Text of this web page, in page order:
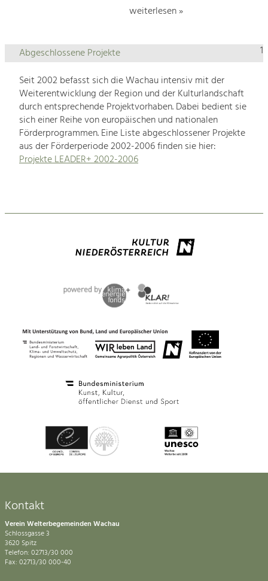
weiterlesen »
1
Abgeschlossene Projekte
Seit 2002 befasst sich die Wachau intensiv mit der
Weiterentwicklung der Region und der Kulturlandschaft
durch entsprechende Projektvorhaben. Dabei bedient sie
sich einer Reihe von europäischen und nationalen
Förderprogrammen. Eine Liste abgeschlossener Projekte
aus der Förderperiode 2002-2006 finden sie hier:
Projekte LEADER+ 2002-2006
Kontakt
Verein Welterbegemeinden Wachau
Schlossgasse 3
3620 Spitz
Telefon: 02713/30 000
Fax: 02713/30 000-40